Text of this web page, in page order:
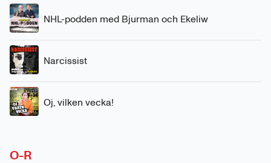
NHL-podden med Bjurman och Ekeliw
Narcissist
Oj, vilken vecka!
O-R